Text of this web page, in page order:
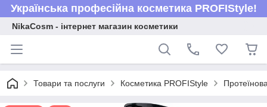
Українська професійна косметика PROFIStyle!
NikaCosm - інтернет магазин косметики
Товари та послуги Косметика PROFIStyle